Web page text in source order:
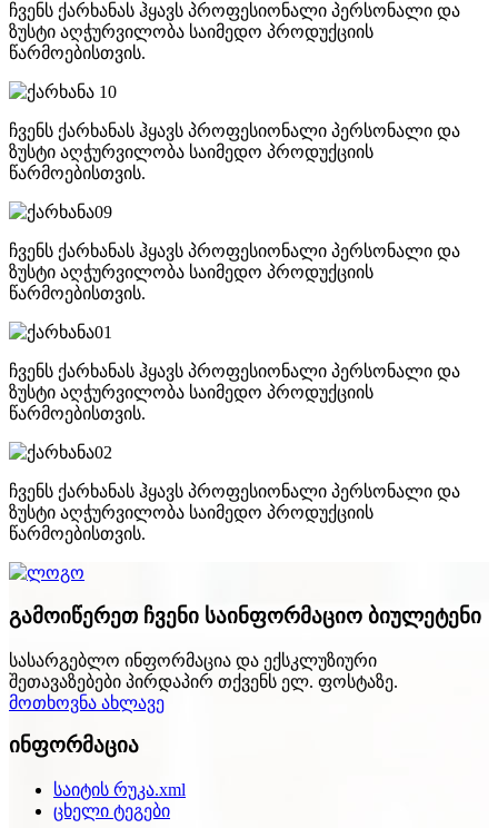
ჩვენს ქარხანას ჰყავს პროფესიონალი პერსონალი და
ზუსტი აღჭურვილობა საიმედო პროდუქციის
წარმოებისთვის.
ჩვენს ქარხანას ჰყავს პროფესიონალი პერსონალი და
ზუსტი აღჭურვილობა საიმედო პროდუქციის
წარმოებისთვის.
ჩვენს ქარხანას ჰყავს პროფესიონალი პერსონალი და
ზუსტი აღჭურვილობა საიმედო პროდუქციის
წარმოებისთვის.
ჩვენს ქარხანას ჰყავს პროფესიონალი პერსონალი და
ზუსტი აღჭურვილობა საიმედო პროდუქციის
წარმოებისთვის.
ჩვენს ქარხანას ჰყავს პროფესიონალი პერსონალი და
ზუსტი აღჭურვილობა საიმედო პროდუქციის
წარმოებისთვის.
გამოიწერეთ ჩვენი საინფორმაციო ბიულეტენი
სასარგებლო ინფორმაცია და ექსკლუზიური
შეთავაზებები პირდაპირ თქვენს ელ. ფოსტაზე.
მოთხოვნა ახლავე
ინფორმაცია
საიტის რუკა.xml
ცხელი ტეგები